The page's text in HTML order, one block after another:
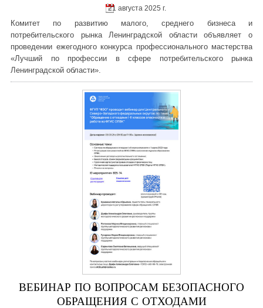
21 августа 2025 г.
Комитет по развитию малого, среднего бизнеса и
потребительского рынка Ленинградской области объявляет о
проведении ежегодного конкурса профессионального мастерства
«Лучший по профессии в сфере потребительского рынка
Ленинградской области».
ВЕБИНАР ПО ВОПРОСАМ БЕЗОПАСНОГО
ОБРАЩЕНИЯ С ОТХОДАМИ